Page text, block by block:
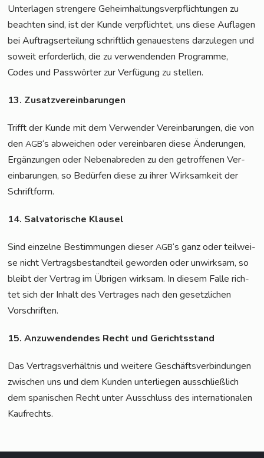
Unter­la­gen stren­ge­re Geheim­hal­tungs­ver­pflich­tun­gen zu
beach­ten sind, ist der Kun­de ver­pflich­tet, uns die­se Auf­la­gen
bei Auf­trags­er­tei­lung schrift­lich genau­es­tens dar­zu­le­gen und
soweit erfor­der­lich, die zu ver­wen­den­den Pro­gram­me,
Codes und Pass­wör­ter zur Ver­fü­gung zu stellen.
13. Zusatz­ver­ein­ba­run­gen
Trifft der Kun­de mit dem Ver­wen­der Ver­ein­ba­run­gen, die von
denAGB‘s abwei­chen oder ver­ein­ba­ren die­se Ände­run­gen,
Ergän­zun­gen oder Neben­ab­re­den zu den getrof­fe­nen Ver­
ein­ba­run­gen, so Bedür­fen die­se zu ihrer Wirk­sam­keit der
Schriftform.
14. Sal­va­to­ri­sche Klausel
Sind ein­zel­ne Bestim­mun­gen die­serAGB‘s ganz oder teil­wei­
se nicht Ver­trags­be­stand­teil gewor­den oder unwirk­sam, so
bleibt der Ver­trag im Übri­gen wirk­sam. In die­sem Fal­le rich­
tet sich der Inhalt des Ver­tra­ges nach den gesetz­li­chen
Vorschriften.
15. Anzu­wen­den­des Recht und Gerichtsstand
Das Ver­trags­ver­hält­nis und wei­te­re Geschäfts­ver­bin­dun­gen
zwi­schen uns und dem Kun­den unter­lie­gen aus­schließ­lich
dem spa­ni­schen Recht unter Aus­schluss des inter­na­tio­na­len
Kaufrechts.